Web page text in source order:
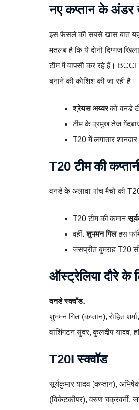
नए कप्तान के अंडर
इस फैसले की सबसे खास बात यह
मतलब है कि ये दोनों दिग्गज
टीम में वापसी कर रहे हैं।
बनाने की कोशिश की जा रही है।
श्रेयस अय्यरको वनडे
टीम के प्रमुख तेज
T20 में लगातार
T20 टीम की
वनडे के अलावा पांच मैचों की
T20 टीम की कमान
वहीं,शुभमन गिलइस
जसप्रीत बुमराह T20
ऑस्ट्रेलिया दौरे के
वनडे स्क्वॉड:
शुभमन गिल (कप्तान), रोहित
वाशिंगटन सुंदर, कुलदीप यादव,
T20I स्क्वॉड
सूर्यकुमार यादव (कप्तान),
(विकेटकीपर), वरुण चक्रवर्ती,